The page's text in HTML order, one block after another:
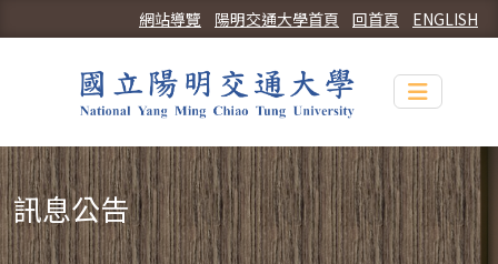
ENGLISH
回首頁
陽明交通大學首頁
網站導覽
Toggle
訊息公告